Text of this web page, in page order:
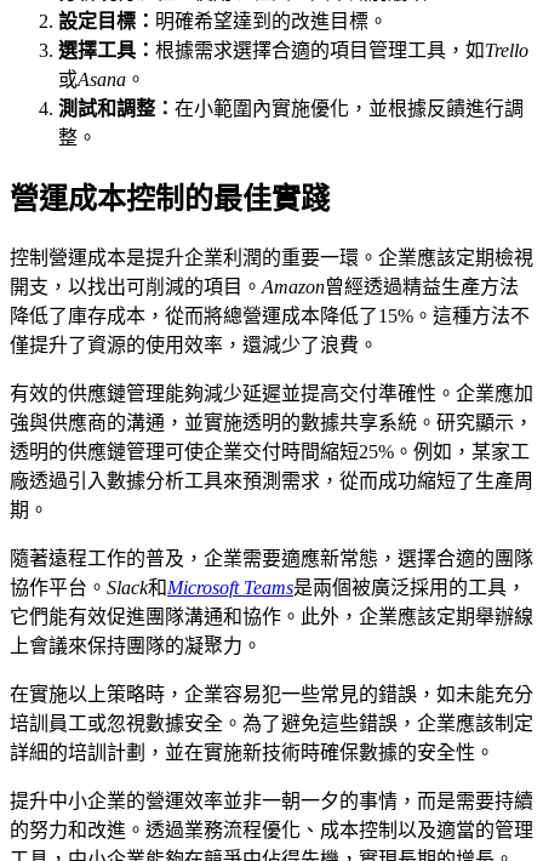
設定目標： 明確希望達到的改進目標。
選擇工具： 根據需求選擇合適的項目管理工具，如Trello
或Asana 。
測試和調整： 在小範圍內實施優化，並根據反饋進行調
整。
營運成本控制的最佳實踐
控制營運成本是提升企業利潤的重要一環。企業應該定期檢視
開支，以找出可削減的項目。 Amazon曾經透過精益生產方法
降低了庫存成本，從而將總營運成本降低了15%。這種方法不
僅提升了資源的使用效率，還減少了浪費。
有效的供應鏈管理能夠減少延遲並提高交付準確性。企業應加
強與供應商的溝通，並實施透明的數據共享系統。研究顯示，
透明的供應鏈管理可使企業交付時間縮短25%。例如，某家工
廠透過引入數據分析工具來預測需求，從而成功縮短了生產周
期。
隨著遠程工作的普及，企業需要適應新常態，選擇合適的團隊
協作平台。 Slack和Microsoft Teams是兩個被廣泛採用的工具，
它們能有效促進團隊溝通和協作。此外，企業應該定期舉辦線
上會議來保持團隊的凝聚力。
在實施以上策略時，企業容易犯一些常見的錯誤，如未能充分
培訓員工或忽視數據安全。為了避免這些錯誤，企業應該制定
詳細的培訓計劃，並在實施新技術時確保數據的安全性。
提升中小企業的營運效率並非一朝一夕的事情，而是需要持續
的努力和改進。透過業務流程優化、成本控制以及適當的管理